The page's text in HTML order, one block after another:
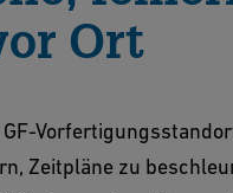
Ort
Zeitpläne zu